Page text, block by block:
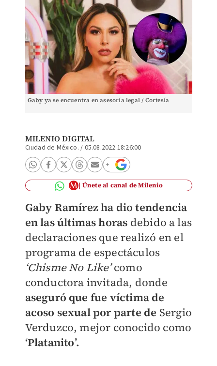
Gaby ya se encuentra en asesoría legal / Cortesía
MILENIO DIGITAL
Ciudad de México. / 05.08.2022 18:26:00
Únete al canal de Milenio
Gaby Ramírez ha dio tendencia
en las últimas horas debido a las
declaraciones que realizó en el
programa de espectáculos
‘Chisme No Like’como
conductora invitada, donde
aseguró que fue víctima de
acoso sexual por parte de Sergio
Verduzco, mejor conocido como
‘Platanito’.